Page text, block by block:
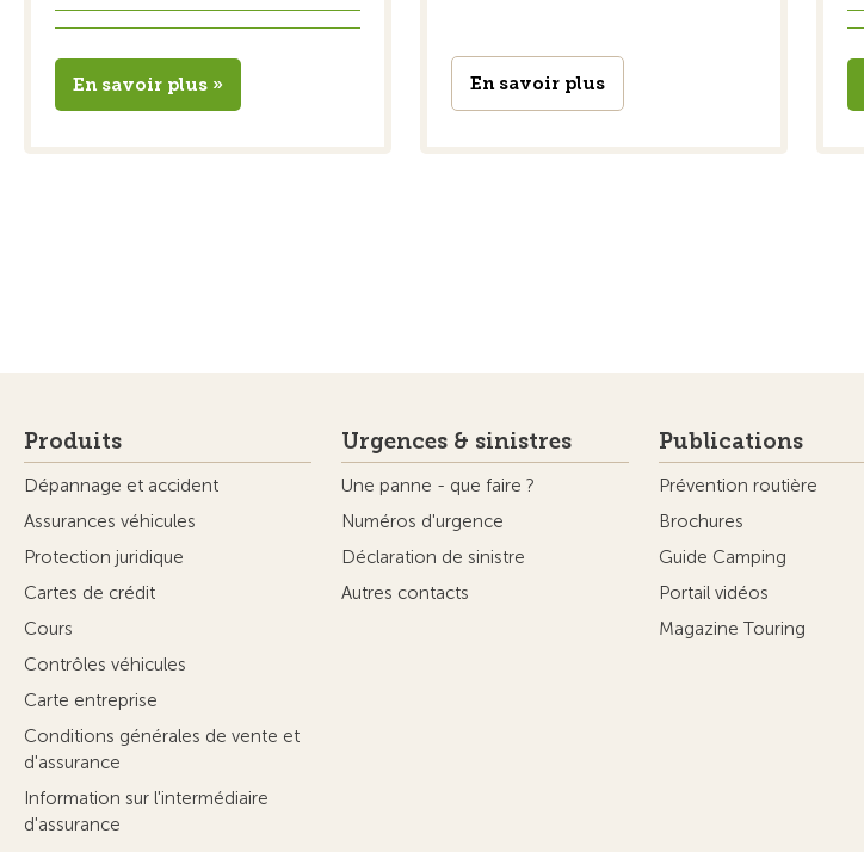
En savoir plus » En savoir plus
Produits
Dépannage et accident
Assurances véhicules
Protection juridique
Cartes de crédit
Cours
Contrôles véhicules
Carte entreprise
Conditions générales de vente et
d'assurance
Information sur l'intermédiaire
d'assurance
Urgences & sinistres
Une panne - que faire ?
Numéros d'urgence
Déclaration de sinistre
Autres contacts
Publications
Prévention routière
Brochures
Guide Camping
Portail vidéos
Magazine Touring